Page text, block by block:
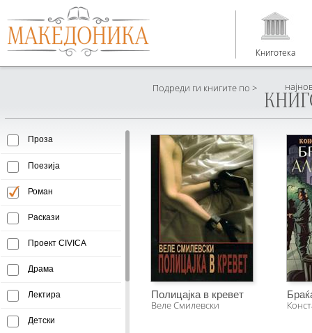
Книготека
Подреди ги книгите по >
Проза
Поезија
Роман
Раскази
Проект CIVICA
Драма
Лектира
Детски
Полицајка в кревет
Веле Смилевски